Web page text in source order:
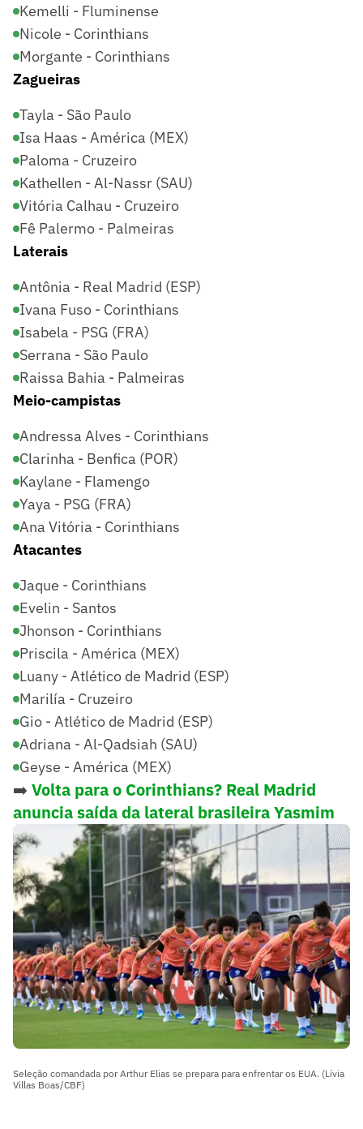
Kemelli - Fluminense
Nicole - Corinthians
Morgante - Corinthians
Zagueiras
Tayla - São Paulo
Isa Haas - América (MEX)
Paloma - Cruzeiro
Kathellen - Al-Nassr (SAU)
Vitória Calhau - Cruzeiro
Fê Palermo - Palmeiras
Laterais
Antônia - Real Madrid (ESP)
Ivana Fuso - Corinthians
Isabela - PSG (FRA)
Serrana - São Paulo
Raissa Bahia - Palmeiras
Meio-campistas
Andressa Alves - Corinthians
Clarinha - Benfica (POR)
Kaylane - Flamengo
Yaya - PSG (FRA)
Ana Vitória - Corinthians
Atacantes
Jaque - Corinthians
Evelin - Santos
Jhonson - Corinthians
Priscila - América (MEX)
Luany - Atlético de Madrid (ESP)
Marilía - Cruzeiro
Gio - Atlético de Madrid (ESP)
Adriana - Al-Qadsiah (SAU)
Geyse - América (MEX)
➡️ Volta para o Corinthians? Real Madrid
anuncia saída da lateral brasileira Yasmim
Seleção comandada por Arthur Elias se prepara para enfrentar os EUA. (Lívia
Villas Boas/CBF)